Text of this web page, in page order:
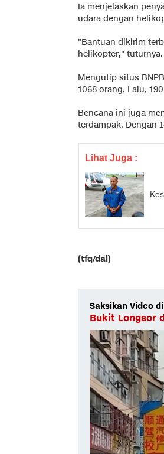
Ia menjelaskan
udara dengan
"Bantuan dikirim
helikopter," tuturnya.
Mengutip situs
1068 orang. Lalu,
Bencana ini juga
terdampak. Dengan
Lihat Juga :
(tfq/dal)
Saksikan Video
Bukit Longsor